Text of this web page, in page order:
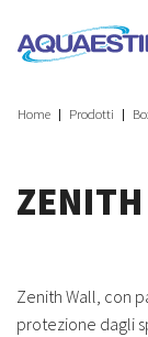
Home Prodotti
Zenith Wall, con
protezione dagli